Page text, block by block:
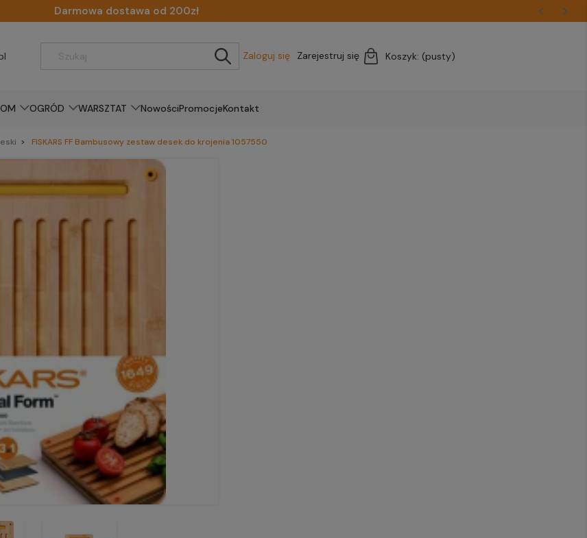
Darmowa dostawa od 200zł
Zaloguj się Zarejestruj się Koszyk: (pusty)
OGRÓD WARSZTAT NowościPromocjeKontakt
FISKARS FF Bambusowy zestaw desek do krojenia 1057550